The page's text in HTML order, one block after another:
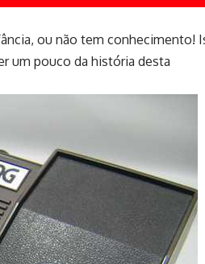
ou não tem conhecimento!
um pouco da história desta